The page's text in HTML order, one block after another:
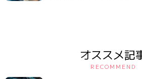
オススメ記
RECOMMEND